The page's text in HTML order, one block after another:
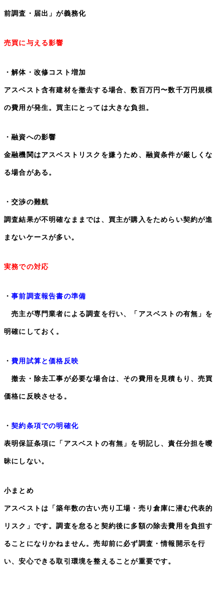
前調査・届出」が義務化
売買に与える影響
・解体・改修コスト増加
アスベスト含有建材を撤去する場合、数百万円〜数千万円規模
の費用が発生。買主にとっては大きな負担。
・融資への影響
金融機関はアスベストリスクを嫌うため、融資条件が厳しくな
る場合がある。
・交渉の難航
調査結果が不明確なままでは、買主が購入をためらい契約が進
まないケースが多い。
実務での対応
・事前調査報告書の準備
売主が専門業者による調査を行い、「アスベストの有無」を
明確にしておく。
・費用試算と価格反映
撤去・除去工事が必要な場合は、その費用を見積もり、売買
価格に反映させる。
・契約条項での明確化
表明保証条項に「アスベストの有無」を明記し、責任分担を曖
昧にしない。
小まとめ
アスベストは「築年数の古い売り工場・売り倉庫に潜む代表的
リスク」です。調査を怠ると契約後に多額の除去費用を負担す
ることになりかねません。売却前に必ず調査・情報開示を行
い、安心できる取引環境を整えることが重要です。